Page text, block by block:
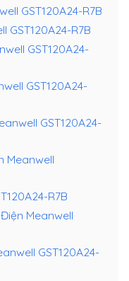
GST120A24-R7B
GST120A24-R7B
GST120A24-
GST120A24-
GST120A24-
Meanwell
R7B
Meanwell
GST120A24-